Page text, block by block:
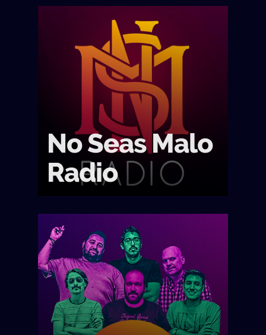
No Seas Malo
Radio